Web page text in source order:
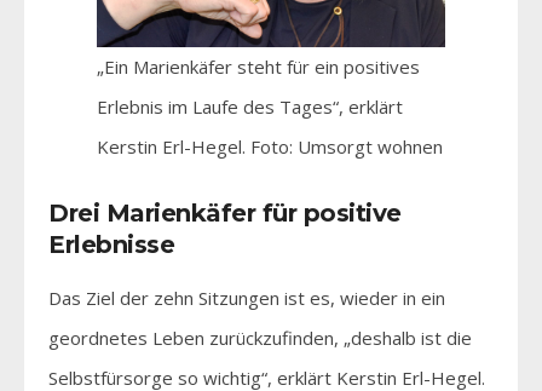
„Ein Marienkäfer steht für ein positives
Erlebnis im Laufe des Tages“, erklärt
Kerstin Erl-Hegel. Foto: Umsorgt wohnen
Drei Marienkäfer für positive
Erlebnisse
Das Ziel der zehn Sitzungen ist es, wieder in ein
geordnetes Leben zurückzufinden, „deshalb ist die
Selbstfürsorge so wichtig“, erklärt Kerstin Erl-Hegel.